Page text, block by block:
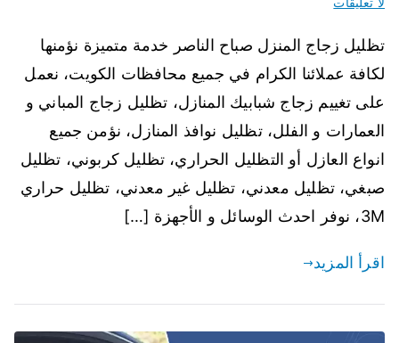
تظليل زجاج المنزل صباح الناصر خدمة متميزة نؤمنها
لكافة عملائنا الكرام في جميع محافظات الكويت، نعمل
على تغييم زجاج شبابيك المنازل، تظليل زجاج المباني و
العمارات و الفلل، تظليل نوافذ المنازل، نؤمن جميع
انواع العازل أو التظليل الحراري، تظليل كربوني، تظليل
صبغي، تظليل معدني، تظليل غير معدني، تظليل حراري
3M، نوفر احدث الوسائل و الأجهزة […]
اقرأ المزيد